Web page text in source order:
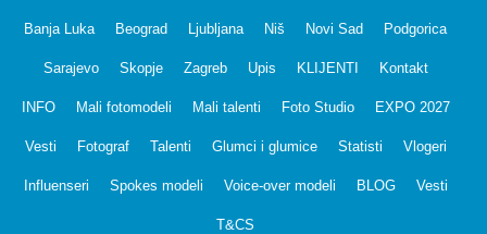
Banja Luka Beograd Ljubljana Niš Novi Sad Podgorica
Sarajevo Skopje Zagreb Upis KLIJENTI Kontakt
INFO Mali fotomodeli Mali talenti Foto Studio EXPO 2027
Vesti Fotograf Talenti Glumci i glumice Statisti Vlogeri
Influenseri Spokes modeli Voice-over modeli BLOG Vesti
T&CS